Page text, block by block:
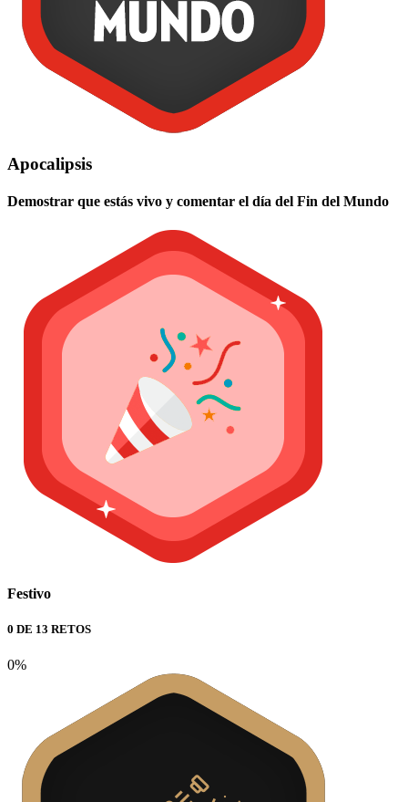
Apocalipsis
Demostrar que estás vivo y comentar el día del Fin del Mundo
Festivo
0 DE 13 RETOS
0%